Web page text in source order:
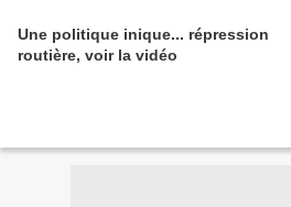
Une politique inique... répression
routière, voir la vidéo